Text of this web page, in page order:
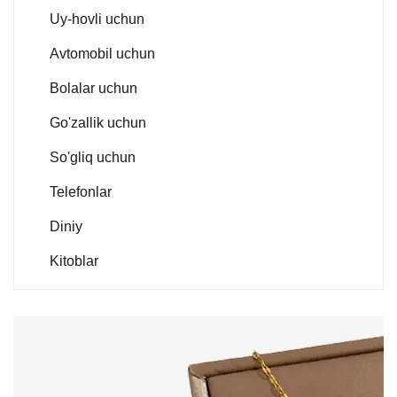
Uy-hovli uchun
Avtomobil uchun
Bolalar uchun
Go'zallik uchun
So'gliq uchun
Telefonlar
Diniy
Kitoblar